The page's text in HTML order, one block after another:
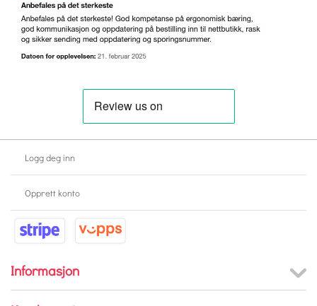
Logg deg inn
Opprett konto
Informasjon